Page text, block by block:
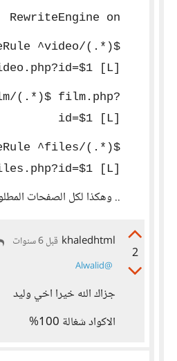
RewriteEngine on
^video/(.*)$
[L]
(.*)$ film.php?
id=$1 [L]
^files/(.*)$
[L]
.. وهكذا لكل الصفحات
2
khaledhtml قبل 6 سنوات
@Alwalid
جزاك الله خيرا اخي وليد
الاكواد شغالة 100%